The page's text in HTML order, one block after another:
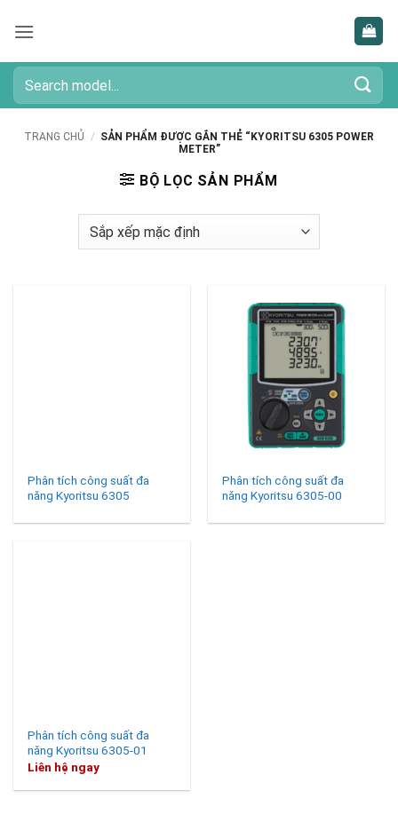
qua
dung
Tìm
kiếm:
TRANG CHỦ / SẢN PHẨM ĐƯỢC GẮN THẺ “KYORITSU 6305 POWER
METER”
BỘ LỌC SẢN PHẨM
Phân tích công suất đa
năng Kyoritsu 6305
Phân tích công suất đa
năng Kyoritsu 6305-00
Phân tích công suất đa
năng Kyoritsu 6305-01
Liên hệ ngay